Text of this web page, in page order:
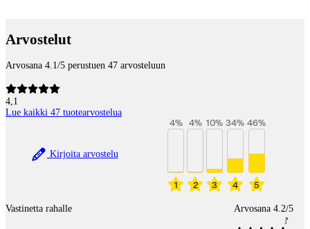
Arvostelut
Arvosana 4.1/5 perustuen 47 arvosteluun
4,1
Lue kaikki 47 tuotearvostelua
Kirjoita arvostelu
1
4%
2
4%
3
10%
4
34%
5
46%
Vastinetta rahalle Arvosana 4.2/5